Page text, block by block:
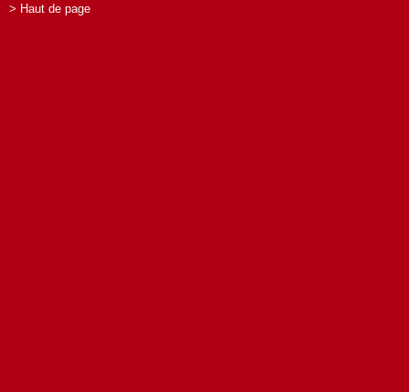
> Haut de page